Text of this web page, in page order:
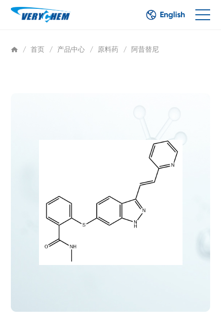
English
/ 首页 / 产品中心 / 原料药 / 阿昔替尼